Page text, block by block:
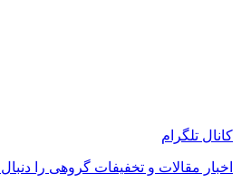
تلگرام
مقالات و تخفیفات گروهی را دنبال کنید